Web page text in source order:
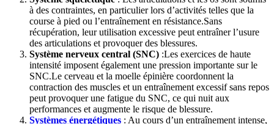
à des contraintes, en particulier lors d’activités telles que la
course à pied ou l’entraînement en résistance.Sans
récupération, leur utilisation excessive peut entraîner l’usure
des articulations et provoquer des blessures.
Système nerveux central (SNC) :Les exercices de haute
intensité imposent également une pression importante sur le
SNC.Le cerveau et la moelle épinière coordonnent la
contraction des muscles et un entraînement excessif sans repos
peut provoquer une fatigue du SNC, ce qui nuit aux
performances et augmente le risque de blessure.
Systèmes énergétiques : Au cours d’un entraînement intense,